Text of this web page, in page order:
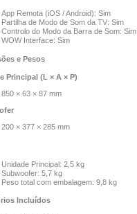
App Remota (iOS / Android): Sim
Partilha de Modo de Som da TV: Sim
Controlo do Modo da Barra de Som: Sim
WOW Interface: Sim
e Pesos
Principal (L × A × P)
850 × 63 × 87 mm
200 × 377 × 285 mm
Unidade Principal: 2,5 kg
Subwoofer: 5,7 kg
Peso total com embalagem: 9,8 kg
Incluídos